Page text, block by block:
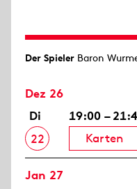
Der Spieler Baron
Dez 26
Di
22
19:00 –
Karten
Jan 27